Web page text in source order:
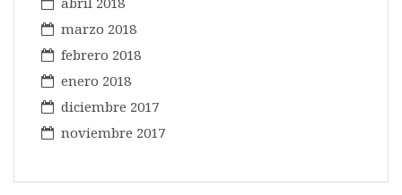
marzo 2018
febrero 2018
enero 2018
diciembre 2017
noviembre 2017